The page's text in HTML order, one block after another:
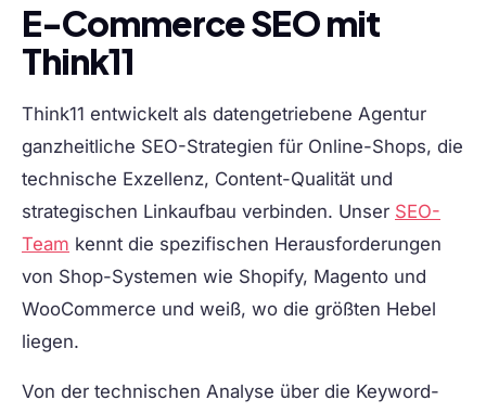
E-Commerce SEO mit
Think11
Think11 entwickelt als datengetriebene Agentur
ganzheitliche SEO-Strategien für Online-Shops, die
technische Exzellenz, Content-Qualität und
strategischen Linkaufbau verbinden. Unser SEO-
Team kennt die spezifischen Herausforderungen
von Shop-Systemen wie Shopify, Magento und
WooCommerce und weiß, wo die größten Hebel
liegen.
Von der technischen Analyse über die Keyword-